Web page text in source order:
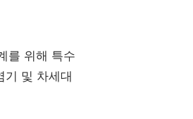
를 위해 특수
및 차세대